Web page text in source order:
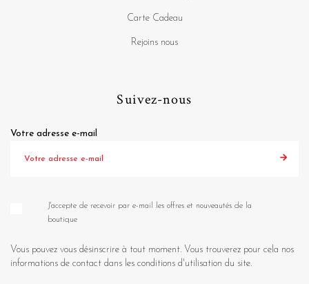
Carte Cadeau
Rejoins nous
Suivez-nous
Votre adresse e-mail
J'accepte de recevoir par e-mail les offres et nouveautés de la
boutique
Vous pouvez vous désinscrire à tout moment. Vous trouverez pour cela nos
informations de contact dans les conditions d'utilisation du site.